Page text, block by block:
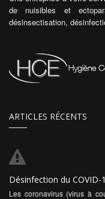
de nuisibles et
désinsectisation,
ARTICLES RÉCENTS
Désinfection du COVID-
Les coronavirus (virus à